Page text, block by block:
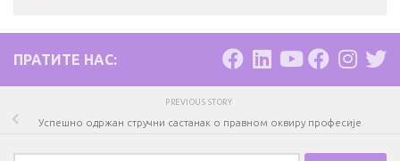
ПРАТИТЕ НАС:
PREVIOUS STORY
Успешно одржан стручни састанак о правном оквиру професије